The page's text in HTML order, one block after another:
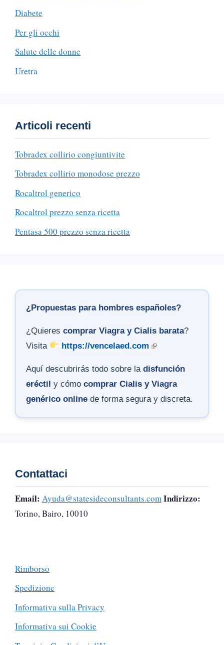
Diabete
Per gli occhi
Salute delle donne
Uretra
Articoli recenti
Tobradex collirio congiuntivite
Tobradex collirio monodose prezzo
Rocaltrol generico
Rocaltrol prezzo senza ricetta
Pentasa 500 prezzo senza ricetta
¿Propuestas para hombres españoles?
¿Quieres comprar Viagra y Cialis barata?
Visita
https://vencelaed.com
Aquí descubrirás todo sobre la disfunción
eréctil y cómo comprar Cialis y Viagra
genérico online de forma segura y discreta.
Contattaci
Email: Ayuda@statesideconsultants.com Indirizzo:
Torino, Bairo, 10010
Rimborso
Spedizione
Informativa sulla Privacy
Informativa sui Cookie